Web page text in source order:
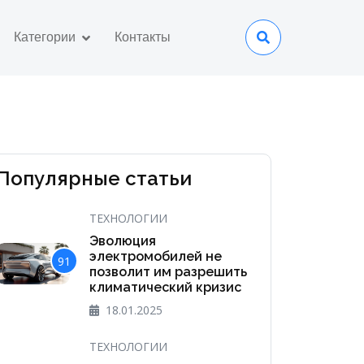
Категории Контакты
статьи
91
ТЕХНОЛОГИИ
Эволюция
электромобилей не
позволит им разрешить
климатический кризис
18.01.2025
ТЕХНОЛОГИИ